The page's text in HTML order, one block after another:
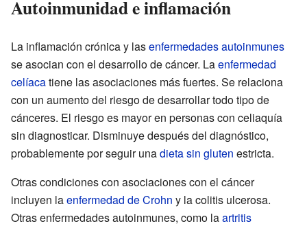
Autoinmunidad e inflamación
La inflamación crónica y lasenfermedades autoinmunes
se asocian con el desarrollo de cáncer. Laenfermedad
celíacatiene las asociaciones más fuertes. Se relaciona
con un aumento del riesgo de desarrollar todo tipo de
cánceres. El riesgo es mayor en personas con celiaquía
sin diagnosticar. Disminuye después del diagnóstico,
probablemente por seguir unadieta sin gluten estricta.
Otras condiciones con asociaciones con el cáncer
incluyen laenfermedad de Crohn y la colitis ulcerosa.
Otras enfermedades autoinmunes, como laartritis